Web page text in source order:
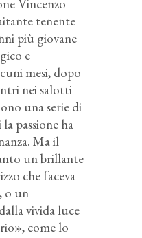
Vincenzo
tenente
più giovane
e
mesi, dopo
nei salotti
una serie di
passione ha
Ma il
un brillante
che faceva
o un
vivida luce
come lo